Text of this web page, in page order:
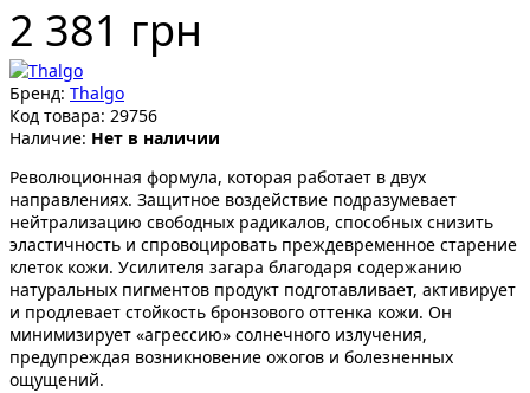
2 381 грн
Бренд: Thalgo
Код товара: 29756
Наличие: Нет в наличии
Революционная формула, которая работает в двух
направлениях. Защитное воздействие подразумевает
нейтрализацию свободных радикалов, способных снизить
эластичность и спровоцировать преждевременное старение
клеток кожи. Усилителя загара благодаря содержанию
натуральных пигментов продукт подготавливает, активирует
и продлевает стойкость бронзового оттенка кожи. Он
минимизирует «агрессию» солнечного излучения,
предупреждая возникновение ожогов и болезненных
ощущений.